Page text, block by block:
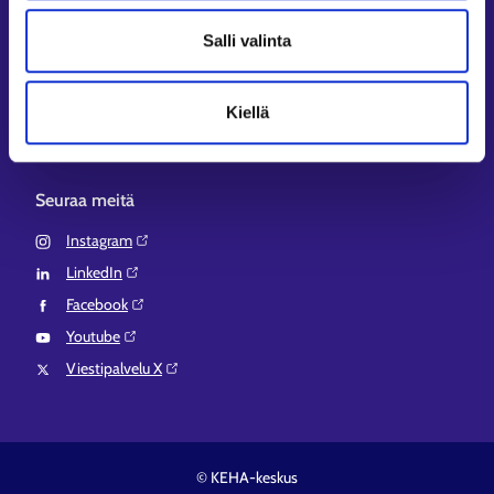
Salli valinta
Kiellä
Work in Finland⁠
Suomi.fi-valtuudet⁠
Seuraa meitä
Instagram⁠
LinkedIn⁠
Facebook⁠
Youtube⁠
Viestipalvelu X⁠
© KEHA-keskus